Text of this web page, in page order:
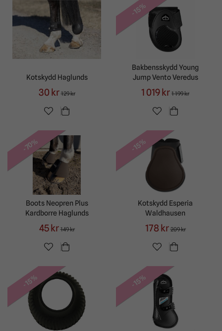
Kotskydd Haglunds
30 kr 129 kr
-15%
Bakbensskydd Young
Jump Vento Veredus
1 019 kr 1 199 kr
-70%
Boots Neopren Plus
Kardborre Haglunds
45 kr 149 kr
-15%
Kotskydd Esperia
Waldhausen
178 kr 209 kr
-15% -15%